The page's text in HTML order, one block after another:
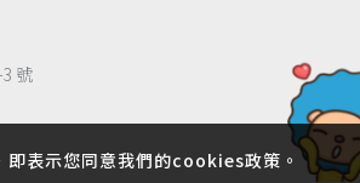
號
表示您同意我們的cookies政策。